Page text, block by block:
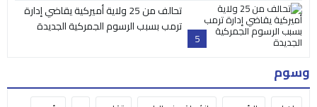
5
تحالف من 25 ولاية أميركية يقاضي إدارة
ترمب بسبب الرسوم الجمركية الجديدة
وسوم